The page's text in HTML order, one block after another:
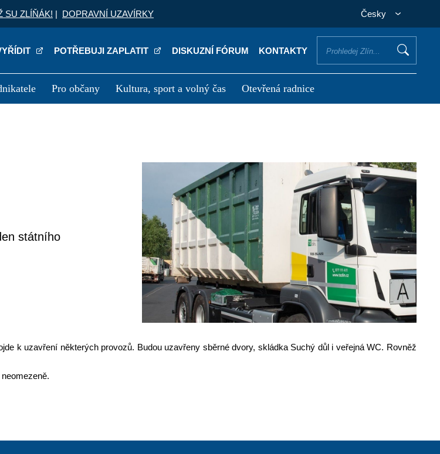
SU ZLÍŇÁK! | DOPRAVNÍ UZAVÍRKY Česky
POTŘEBUJI ZAPLATIT DISKUZNÍ FÓRUM KONTAKTY
Pro občany Kultura, sport a volný čas Otevřená radnice
státního
k uzavření některých provozů. Budou uzavřeny sběrné dvory, skládka Suchý důl i veřejná WC. Rovněž